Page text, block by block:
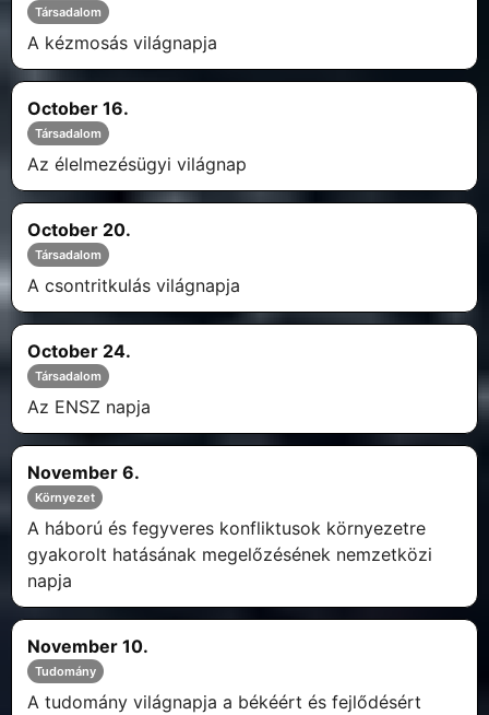
Társadalom
A kézmosás világnapja
October 16.
Társadalom
Az élelmezésügyi világnap
October 20.
Társadalom
A csontritkulás világnapja
October 24.
Társadalom
Az ENSZ napja
November 6.
Környezet
A háború és fegyveres konfliktusok környezetre
gyakorolt hatásának megelőzésének nemzetközi
napja
November 10.
Tudomány
A tudomány világnapja a békéért és fejlődésért